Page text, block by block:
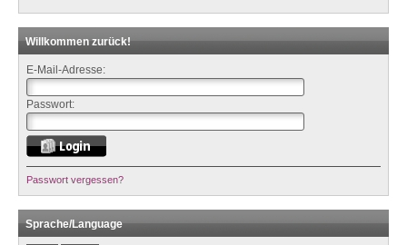
Willkommen zurück!
E-Mail-Adresse:
Passwort:
Passwort vergessen?
Sprache/Language